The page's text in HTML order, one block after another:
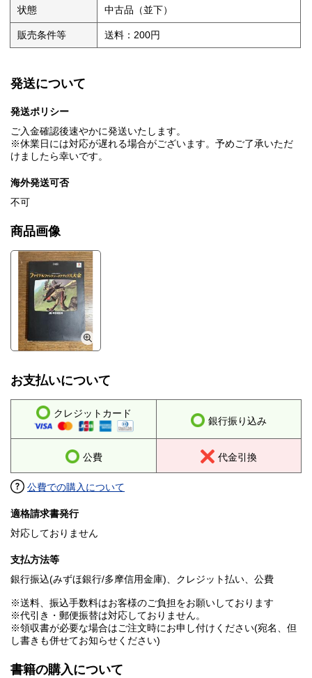
状態 中古品（並下）
販売条件等 送料：200円
発送について
発送ポリシー
ご入金確認後速やかに発送いたします。
※休業日には対応が遅れる場合がございます。予めご了承いただ
けましたら幸いです。
海外発送可否
不可
商品画像
お支払いについて
クレジットカード
銀行振り込み
公費 代金引換
公費での購入について
適格請求書発行
対応しておりません
支払方法等
銀行振込(みずほ銀行/多摩信用金庫)、クレジット払い、公費
※送料、振込手数料はお客様のご負担をお願いしております
※代引き・郵便振替は対応しておりません。
※領収書が必要な場合はご注文時にお申し付けください(宛名、但
し書きも併せてお知らせください)
書籍の購入について